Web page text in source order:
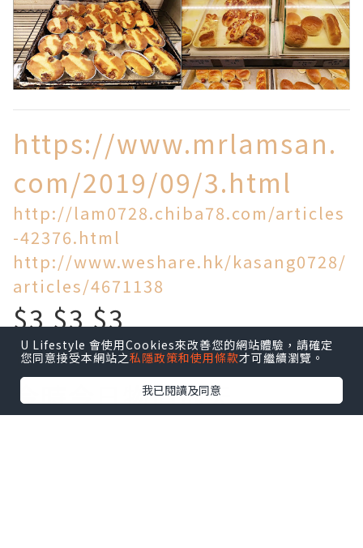
https://www.mrlamsan.
com/2019/09/3.html
http://lam0728.chiba78.com/articles
-42376.html
http://www.weshare.hk/kasang0728/
articles/4671138
$3 $3 $3
買到乜!
今時今日物價飛天
U Lifestyle 會使用Cookies來改善您的網站體驗，請確定
您同意接受本網站之私隱政策和使用條款才可繼續瀏覽。
我已閱讀及同意